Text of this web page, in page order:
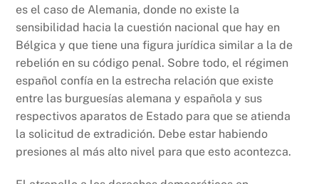
es el caso de Alemania, donde no existe la
sensibilidad hacia la cuestión nacional que hay en
Bélgica y que tiene una figura jurídica similar a la de
rebelión en su código penal. Sobre todo, el régimen
español confía en la estrecha relación que existe
entre las burguesías alemana y española y sus
respectivos aparatos de Estado para que se atienda
la solicitud de extradición. Debe estar habiendo
presiones al más alto nivel para que esto acontezca.